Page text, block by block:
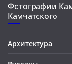
Фотографии
Камчатского
Архитектура